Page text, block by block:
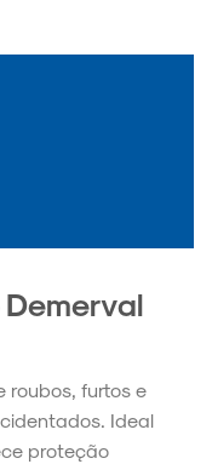
roubos, furtos e
Ideal
proteção